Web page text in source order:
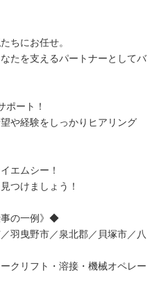
ちにお任せ。
たを支えるパートナーとしてバ
ポート！
や経験をしっかりヒアリング
エムシー！
つけましょう！
の一例》◆
羽曳野市／泉北郡／貝塚市／八
クリフト・溶接・機械オペレー